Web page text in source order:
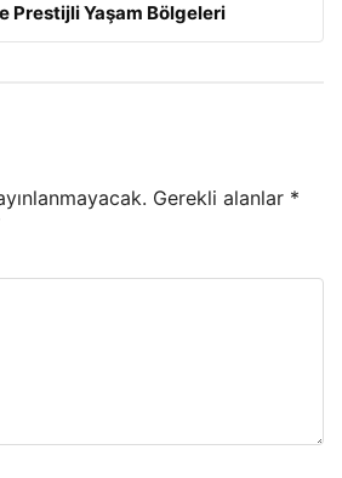
Prestijli Yaşam Bölgeleri
Gerekli alanlar *